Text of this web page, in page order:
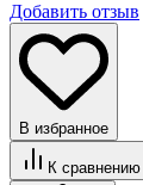
Добавить отзыв
В избранное
К сравнению